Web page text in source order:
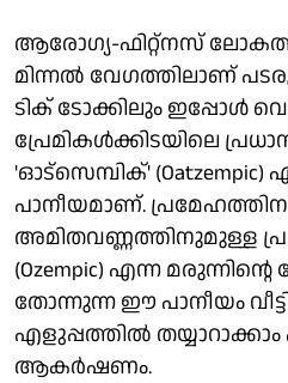
ആരോഗ്യ-ഫിറ്റ്നസ്
മിന്നല്‍ വേഗത്തിലാണ്
ടിക് ടോക്കിലും ഇപ്പോള്‍
പ്രേമികള്‍ക്കിടയിലെ
'ഓട്സെമ്പിക്' (Oatzempic)
പാനീയമാണ്.
അമിതവണ്ണത്തിനുമുള്ള
(Ozempic) എന്ന
തോന്നുന്ന ഈ പാനീയം
എളുപ്പത്തില്‍
ആകര്‍ഷണം.